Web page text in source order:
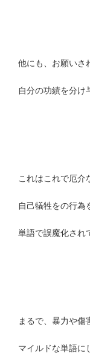
他にも、お願いさ
自分の功績を分け
これはこれで厄介
自己犠牲をの行為
単語で誤魔化され
まるで、暴力や傷
マイルドな単語に